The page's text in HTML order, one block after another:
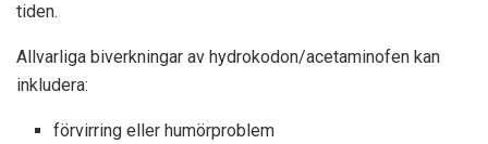
tiden.
Allvarliga biverkningar av hydrokodon/acetaminofen kan
inkludera:
förvirring eller humörproblem